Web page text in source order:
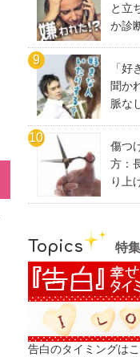
と立
か診
「
聞か
脈な
傷つ
方：
り上
Topics 特
告白のタイミングは